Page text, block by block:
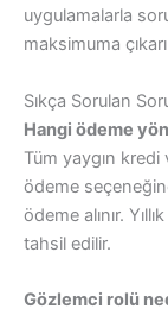
uygulamalarla
maksimuma
Sıkça Sorulan
Hangi ödeme
Tüm yaygın kredi
ödeme
ödeme alınır.
tahsil edilir.
Gözlemci rolü